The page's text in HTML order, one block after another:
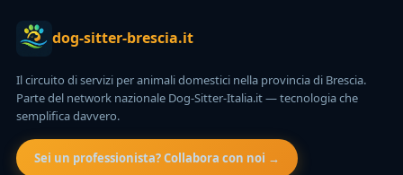
dog-sitter-brescia.it
Il circuito di servizi per animali domestici nella provincia di Brescia.
Parte del network nazionale Dog-Sitter-Italia.it — tecnologia che
semplifica davvero.
Sei un professionista? Collabora con noi →